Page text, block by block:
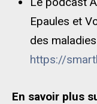
Epaules et
des
https://
En savoir plus